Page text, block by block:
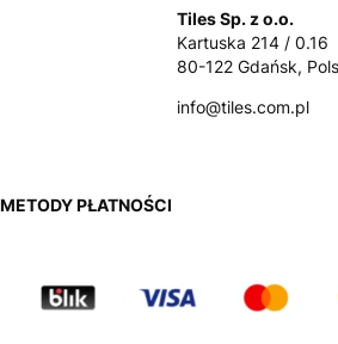
Tiles Sp. z o.o.
Kartuska 214 / 0.16
80-122 Gdańsk,
info@tiles.com.pl
METODY PŁATNOŚCI